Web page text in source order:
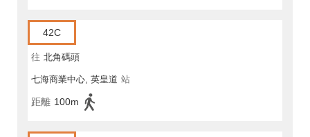
42C
往 北角碼頭
七海商業中心, 英皇道 站
距離 100m